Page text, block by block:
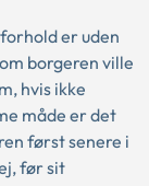
er uden
borgeren ville
hvis ikke
måde er det
først senere i
før sit